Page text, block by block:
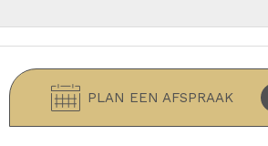
PLAN EEN AFSPRAAK